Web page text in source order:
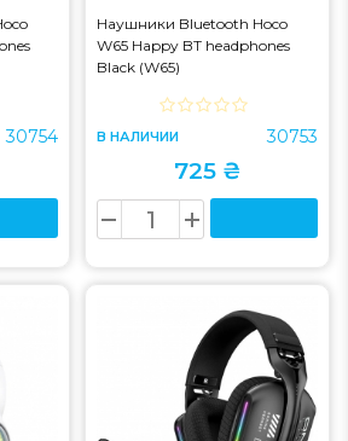
30754
Наушники Bluetooth Hoco
W65 Happy BT headphones
Black (W65)
В НАЛИЧИИ 30753
725 ₴